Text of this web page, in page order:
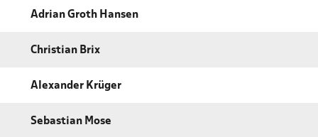
Adrian Groth Hansen
Christian Brix
Alexander Krüger
Sebastian Mose